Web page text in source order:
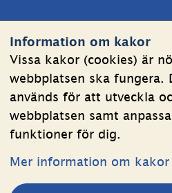
Information om kakor
Vissa kakor (cookies) är
webbplatsen ska fungera.
används för att utveckla
webbplatsen samt
funktioner för dig.
Mer information om kakor
Om kakor
Behandling av
Tillgänglighetsredogörelse
Följ oss
LinkedIn